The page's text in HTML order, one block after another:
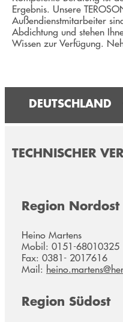
Ergebnis. Unsere
Außendienstmitarbeiter
Abdichtung und stehen
Wissen zur Verfügung.
DEUTSCHLAND
TECHNISCHER
Region Nordost
Heino Martens
Mobil: 0151-68010325
Fax: 0381- 2017616
Mail:
Region Südost